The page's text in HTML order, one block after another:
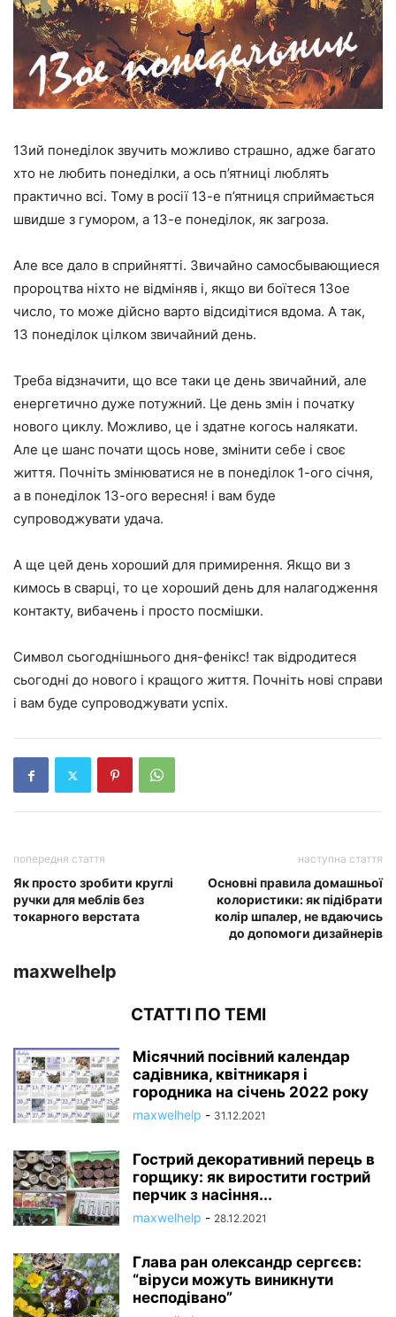
13ий понеділок звучить можливо страшно, адже багато
хто не любить понеділки, а ось п’ятниці люблять
практично всі. Тому в росії 13-е п’ятниця сприймається
швидше з гумором, а 13-е понеділок, як загроза.
Але все дало в сприйнятті. Звичайно самосбывающиеся
пророцтва ніхто не відміняв і, якщо ви боїтеся 13ое
число, то може дійсно варто відсидітися вдома. А так,
13 понеділок цілком звичайний день.
Треба відзначити, що все таки це день звичайний, але
енергетично дуже потужний. Це день змін і початку
нового циклу. Можливо, це і здатне когось налякати.
Але це шанс почати щось нове, змінити себе і своє
життя. Почніть змінюватися не в понеділок 1-ого січня,
а в понеділок 13-ого вересня! і вам буде
супроводжувати удача.
А ще цей день хороший для примирення. Якщо ви з
кимось в сварці, то це хороший день для налагодження
контакту, вибачень і просто посмішки.
Символ сьогоднішнього дня-фенікс! так відродитеся
сьогодні до нового і кращого життя. Почніть нові справи
і вам буде супроводжувати успіх.
попередня стаття
Як просто зробити круглі
ручки для меблів без
токарного верстата
наступна стаття
Основні правила домашньої
колористики: як підібрати
колір шпалер, не вдаючись
до допомоги дизайнерів
maxwelhelp
СТАТТІ ПО ТЕМІ
Місячний посівний календар
садівника, квітникаря і
городника на січень 2022 року
maxwelhelp - 31.12.2021
Гострий декоративний перець в
горщику: як виростити гострий
перчик з насіння...
maxwelhelp - 28.12.2021
Глава ран олександр сергєєв:
“віруси можуть виникнути
несподівано”